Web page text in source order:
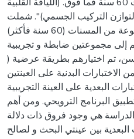
التركيب الجسمي)". شملت
العينة التي استهدفها البحث مجموعة من المسنات (60 سنة فأكثر)
تقسيمهم إلى مجموعتين ضابطة و تجريبية
نساء كبار السن، تم اختيارهم بطريقة عرضية (
البدنية على العينتين
البعدية على العينة التجريبية
البرنامج الترويحي. ومن أهم
الدراسة هي وجود فروق ذات دلالة
البعدية بين عينتي البحث و لصالح